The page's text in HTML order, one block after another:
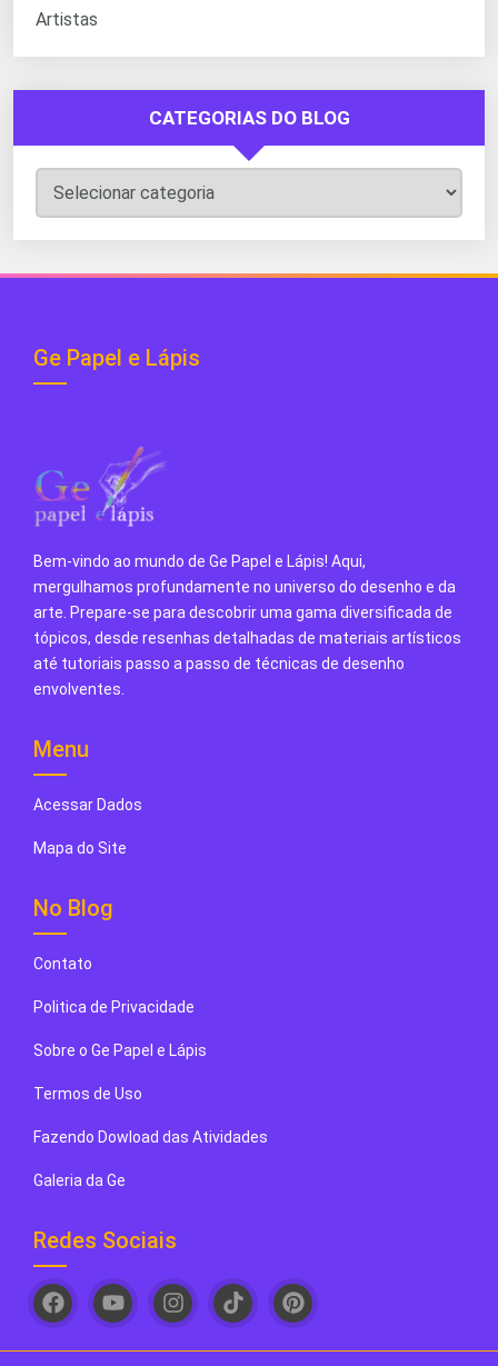
Artistas
CATEGORIAS DO BLOG
Categorias
do
Blog
Ge Papel e Lápis
Bem-vindo ao mundo de Ge Papel e Lápis! Aqui,
mergulhamos profundamente no universo do desenho e da
arte. Prepare-se para descobrir uma gama diversificada de
tópicos, desde resenhas detalhadas de materiais artísticos
até tutoriais passo a passo de técnicas de desenho
envolventes.
Menu
Acessar Dados
Mapa do Site
No Blog
Contato
Politica de Privacidade
Sobre o Ge Papel e Lápis
Termos de Uso
Fazendo Dowload das Atividades
Galeria da Ge
Redes Sociais